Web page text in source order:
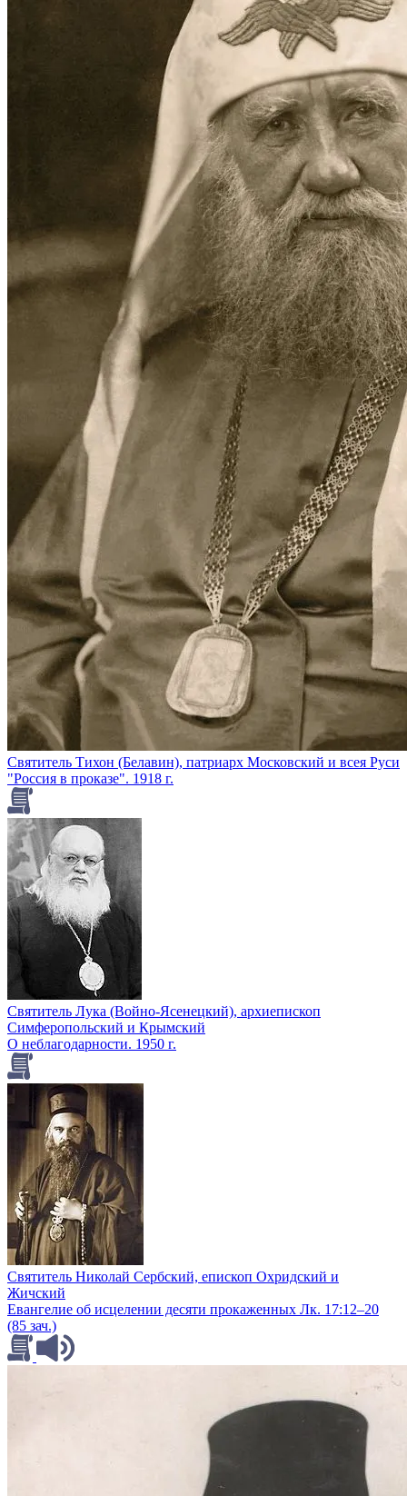
Святитель Тихон (Белавин), патриарх Московский и всея Руси
"Россия в проказе". 1918 г.
Святитель Лука (Войно-Ясенецкий), архиепископ
Симферопольский и Крымский
О неблагодарности. 1950 г.
Святитель Николай Сербский, епископ Охридский и
Жичский
Евангелие об исцелении десяти прокаженных Лк. 17:12–20
(85 зач.)